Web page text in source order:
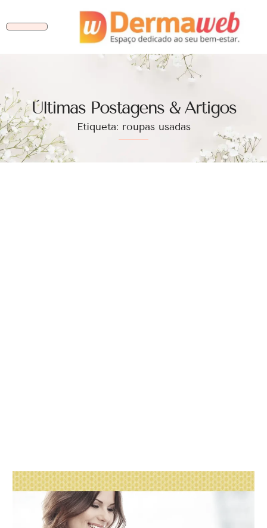
Ùltimas Postagens & Artigos
Etiqueta: roupas usadas